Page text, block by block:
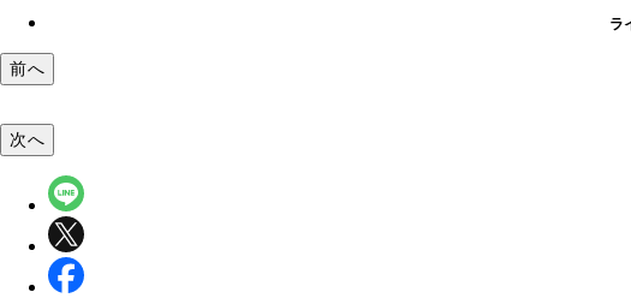
ラ
前へ
次へ